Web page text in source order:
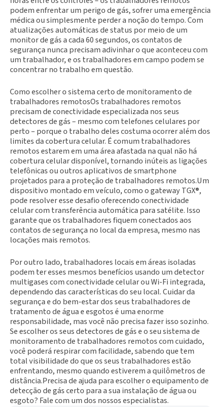
podem enfrentar um perigo de gás, sofrer uma emergência
médica ou simplesmente perder a noção do tempo. Com
atualizações automáticas de status por meio de um
monitor de gás a cada 60 segundos, os contatos de
segurança nunca precisam adivinhar o que aconteceu com
um trabalhador, e os trabalhadores em campo podem se
concentrar no trabalho em questão.
Como escolher o sistema certo de monitoramento de
trabalhadores remotosOs trabalhadores remotos
precisam de conectividade especializada nos seus
detectores de gás – mesmo com telefones celulares por
perto – porque o trabalho deles costuma ocorrer além dos
limites da cobertura celular. É comum trabalhadores
remotos estarem em uma área afastada na qual não há
cobertura celular disponível, tornando inúteis as ligações
telefônicas ou outros aplicativos de smartphone
projetados para a proteção de trabalhadores remotos.Um
dispositivo montado em veículo, como o gateway TGX®,
pode resolver esse desafio oferecendo conectividade
celular com transferência automática para satélite. Isso
garante que os trabalhadores fiquem conectados aos
contatos de segurança no local da empresa, mesmo nas
locações mais remotos.
Por outro lado, trabalhadores locais em áreas isoladas
podem ter esses mesmos benefícios usando um detector
multigases com conectividade celular ou Wi-Fi integrada,
dependendo das características do seu local. Cuidar da
segurança e do bem-estar dos seus trabalhadores de
tratamento de água e esgotos é uma enorme
responsabilidade, mas você não precisa fazer isso sozinho.
Se escolher os seus detectores de gás e o seu sistema de
monitoramento de trabalhadores remotos com cuidado,
você poderá respirar com facilidade, sabendo que tem
total visibilidade do que os seus trabalhadores estão
enfrentando, mesmo quando estiverem a quilômetros de
distância.Precisa de ajuda para escolher o equipamento de
detecção de gás certo para a sua instalação de água ou
esgoto? Fale com um dos nossos especialistas.